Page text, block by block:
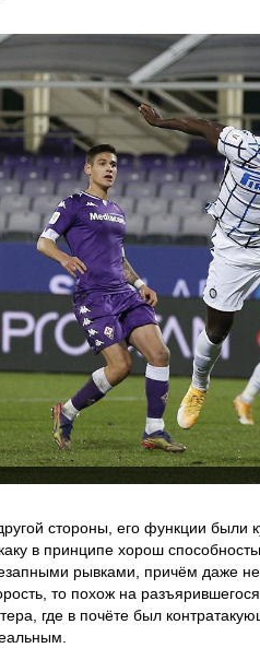
стороны, его функции были
в принципе хорош
рывками, причём даже не
то похож на
где в почёте был